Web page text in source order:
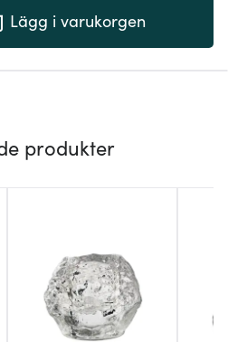
Lägg i varukorgen
produkter